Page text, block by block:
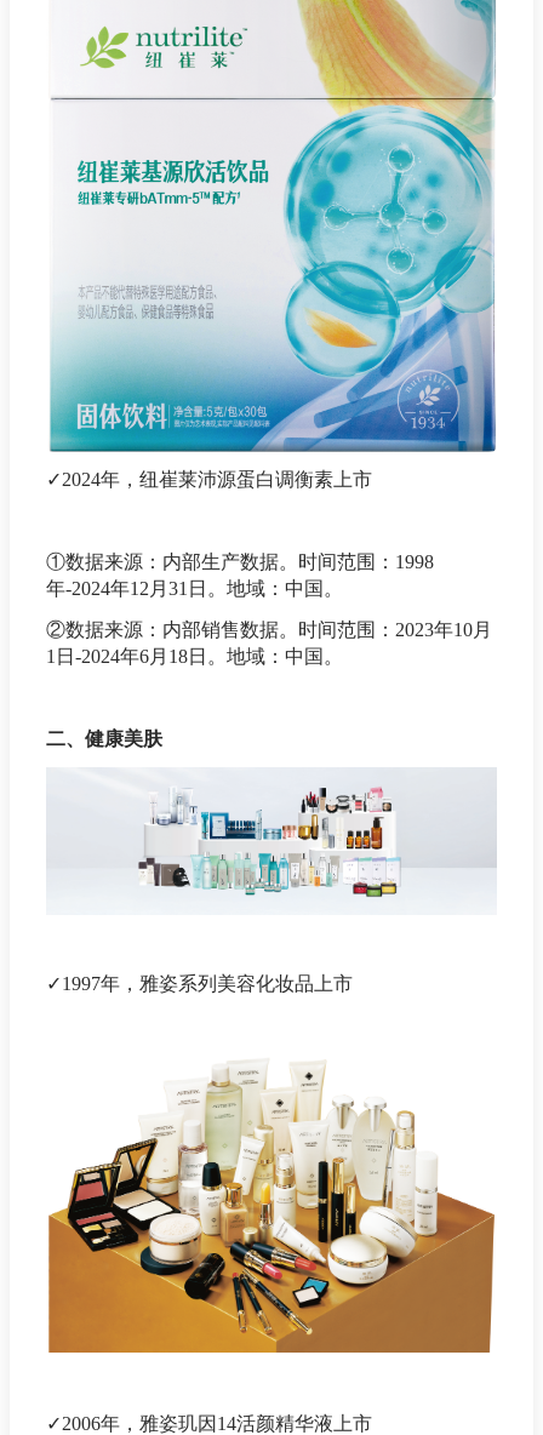
✓2024年，纽崔莱沛源蛋白调衡素上市
①数据来源：内部生产数据。时间范围：1998
年-2024年12月31日。地域：中国。
②数据来源：内部销售数据。时间范围：2023年10月
1日-2024年6月18日。地域：中国。
二、健康美肤
✓1997年，雅姿系列美容化妆品上市
✓2006年，雅姿玑因14活颜精华液上市